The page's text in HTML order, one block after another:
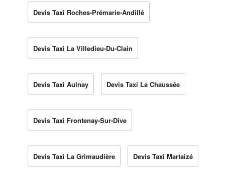
Devis Taxi Roches-Prémarie-Andillé
Devis Taxi La Villedieu-Du-Clain
Devis Taxi Aulnay Devis Taxi La Chaussée
Devis Taxi Frontenay-Sur-Dive
Devis Taxi La Grimaudière Devis Taxi Martaizé